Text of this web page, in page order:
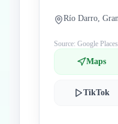
Río Darro,
Source: Google Places
Maps
TikTok